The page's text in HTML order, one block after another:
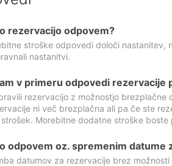
rezervacijo odpovem?
stroške odpovedi določi
nastanitvi.
v primeru odpovedi rezervacije
rezervacijo z možnostjo
ni več brezplačna ali pa če ste
Morebitne dodatne stroške boste
odpovem oz. spremenim
datumov za rezervacije brez